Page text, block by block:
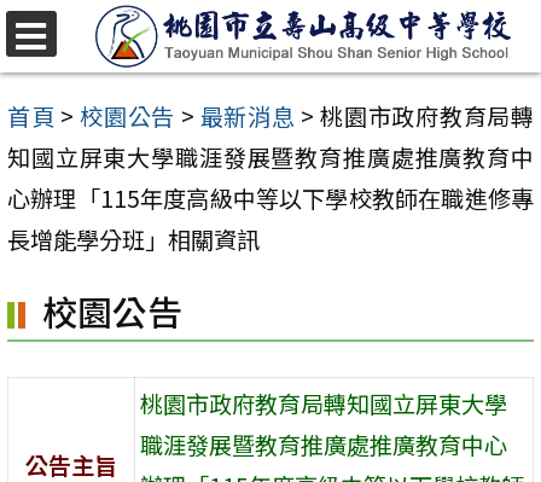
跳
至
主
要
內
容
首頁 > 校園公告 > 最新消息 > 桃園市政府教育局轉
知國立屏東大學職涯發展暨教育推廣處推廣教育中
心辦理「115年度高級中等以下學校教師在職進修專
長增能學分班」相關資訊
校園公告
公告主旨
桃園市政府教育局轉知國立屏東大學
職涯發展暨教育推廣處推廣教育中心
選
單